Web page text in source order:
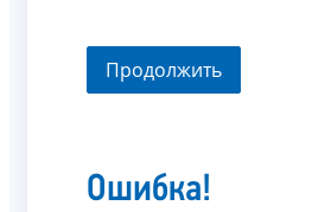
Продолжить
Ошибка!